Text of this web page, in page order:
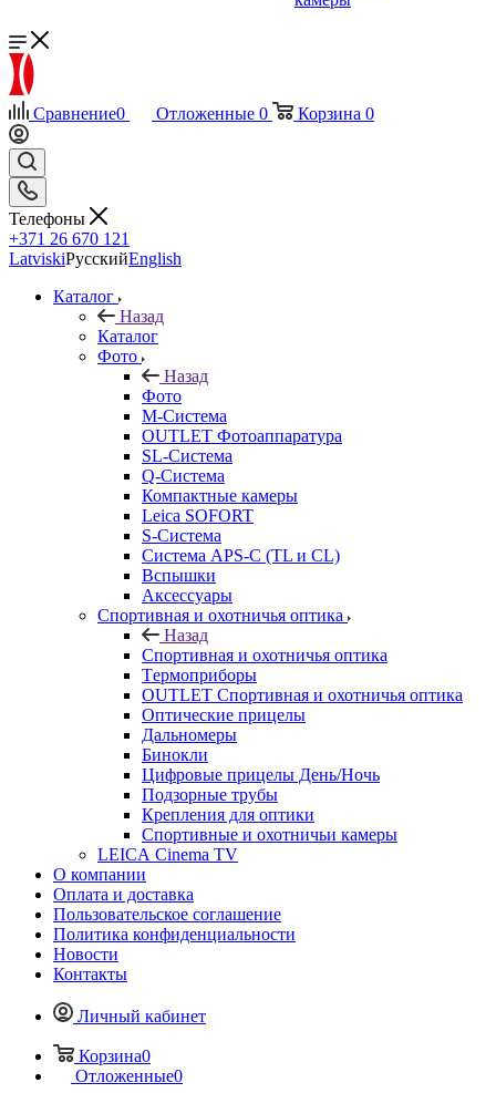
Сравнение0 Отложенные 0 Корзина 0
Телефоны
+371 26 670 121
LatviskiРусскийEnglish
Каталог
Назад
Каталог
Фото
Назад
Фото
M-Система
OUTLET Фотоаппаратура
SL-Система
Q-Cистема
Компактные камеры
Leica SOFORT
S-Система
Система APS-C (TL и CL)
Вспышки
Аксессуары
Спортивная и охотничья оптика
Назад
Спортивная и охотничья оптика
Tермоприборы
OUTLET Спортивная и охотничья оптика
Оптические прицелы
Дальномеры
Бинокли
Цифровые прицелы День/Ночь
Подзорные трубы
Крепления для оптики
Спортивные и охотничьи камеры
LEICA Cinema TV
О компании
Оплата и доставка
Пользовательское соглашение
Политика конфиденциальности
Новости
Контакты
Личный кабинет
Корзина0
Отложенные0